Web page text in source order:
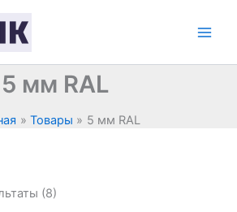
5 мм RAL
Товары 5 мм RAL
(8)